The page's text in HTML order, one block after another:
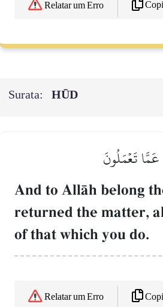
Relatar um Erro
Surata: HŪD
تَعۡمَلُونَ
And to AllŒh belong
returned the matter,
of that which you do.
Relatar um Erro